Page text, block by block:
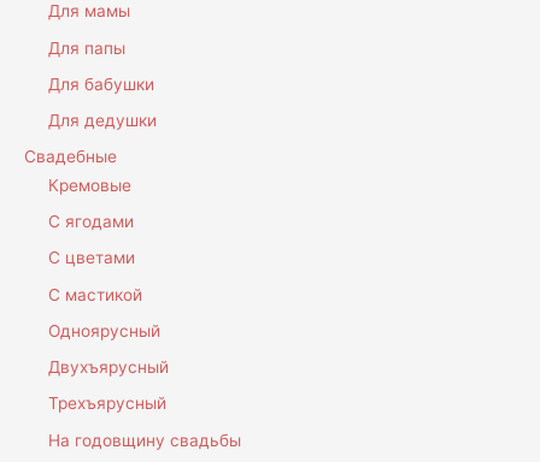
Для мамы
Для папы
Для бабушки
Для дедушки
Свадебные
Кремовые
С ягодами
С цветами
С мастикой
Одноярусный
Двухъярусный
Трехъярусный
На годовщину свадьбы